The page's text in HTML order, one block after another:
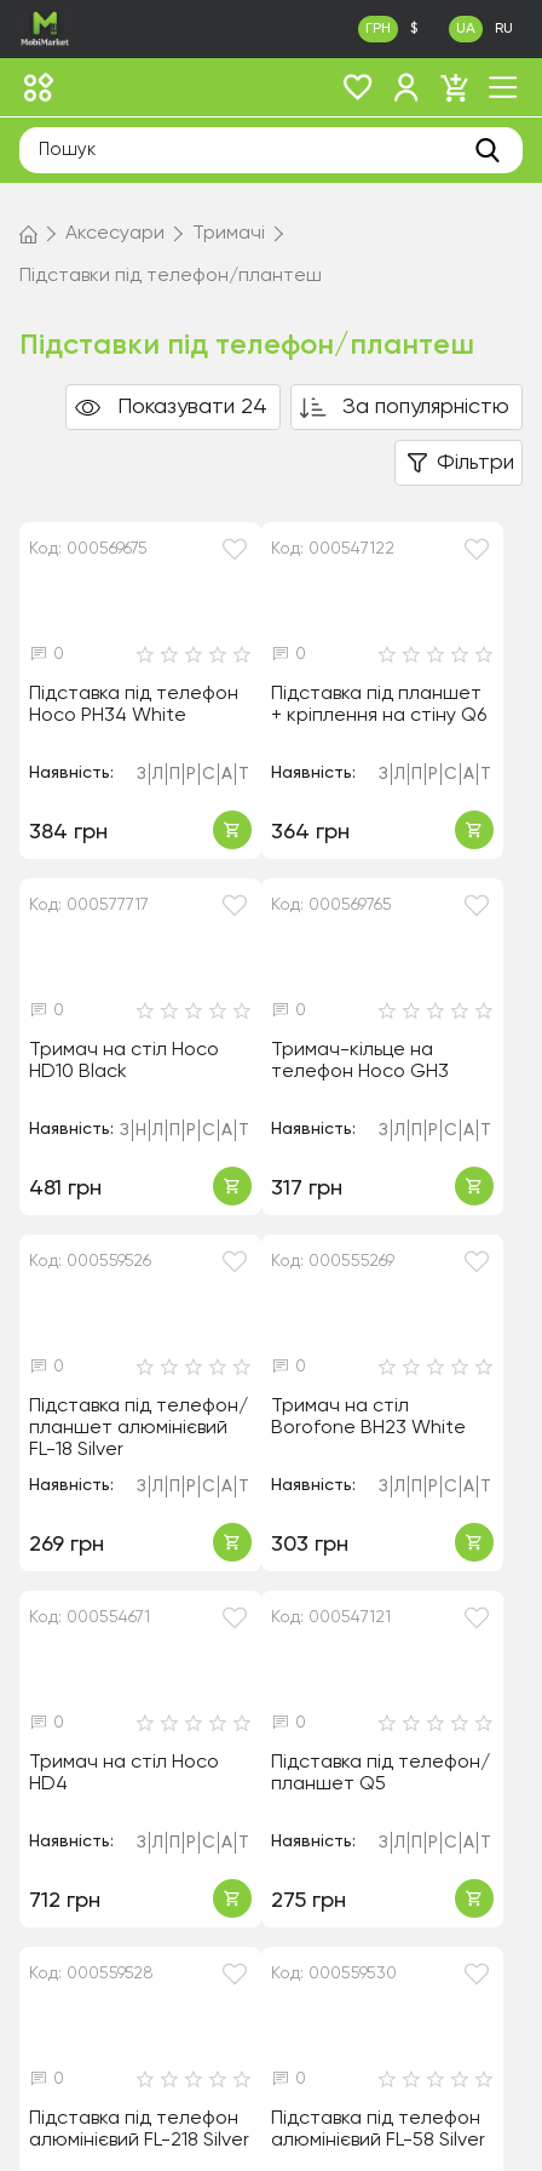
ГРН $ UA RU
Аксесуари Тримачі
Підставки під телефон/плантеш
Підставки під телефон/плантеш
Показувати 24 За популярністю
Фільтри
Код: 000569675
0
Підставка під телефон
Hoco PH34 White
Наявність: З Л Р С А
384 грн
Код: 000547122
0
Підставка під планшет
+ кріплення на стіну Q6
Наявність: З Л Р С А
364 грн
Код: 000577717
0
Тримач на стіл Hoco
HD10 Black
Наявність: З Н Л Р С А
481 грн
Код: 000569765
0
Тримач-кільце на
телефон Hoco GH3
Наявність: З Л Р С А
317 грн
Код: 000559526
0
Підставка під телефон/
планшет алюмінієвий
FL-18 Silver
Наявність: З Л Р С А
269 грн
Код: 000555269
0
Тримач на стіл
Borofone BH23 White
Наявність: З Л Р С А
303 грн
Код: 000554671
0
Тримач на стіл Hoco
HD4
Наявність: З Л Р С А
712 грн
Код: 000547121
0
Підставка під телефон/
планшет Q5
Наявність: З Л Р С А
275 грн
Код: 000559528
0
Підставка під телефон
алюмінієвий FL-218 Silver
Код: 000559530
0
Підставка під телефон
алюмінієвий FL-58 Silver